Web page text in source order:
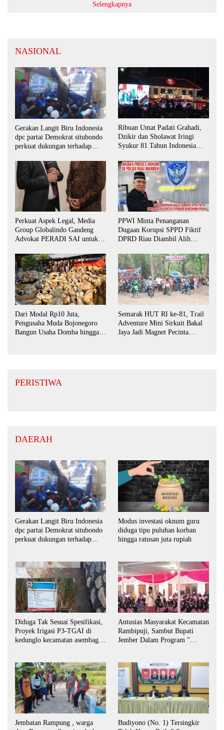
Selengkapnya
NASIONAL
Gerakan Langit Biru Indonesia
dpc partai Demokrat situbondo
perkuat dukungan terhadap
Ribuan Umat Padati Grahadi,
Dzikir dan Sholawat Iringi
Syukur 81 Tahun Indonesia
Perkuat Aspek Legal, Media
Group Globalindo Gandeng
Advokat PERADI SAI untuk
PPWI Minta Penanganan
Dugaan Korupsi SPPD Fiktif
DPRD Riau Diambil Alih
Dari Modal Rp10 Juta,
Pengusaha Muda Bojonegoro
Bangun Usaha Domba hingga
Semarak HUT RI ke-81, Trail
Adventure Mini Sirkuit Bakal
Jaya Jadi Magnet Pecinta
PERISTIWA
DAERAH
Gerakan Langit Biru Indonesia
dpc partai Demokrat situbondo
perkuat dukungan terhadap
Modus investasi oknum guru
diduga tipu puluhan korban
hingga ratusan juta rupiah
Diduga Tak Sesuai Spesifikasi,
Proyek Irigasi P3-TGAI di
kedunglo kecamatan asembagus
Antusias Masyarakat Kecamatan
Rambipuji, Sambut Bupati
Jember Dalam Program ”
Jembatan Rampung , warga
Budiyono (No. 1) Tersingkir